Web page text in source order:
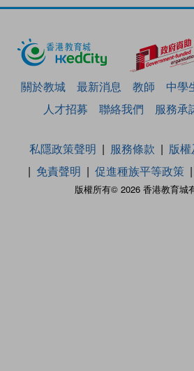
關於教城 最新消息 教師 中學
人才招募
聯絡我們 服務承
版權所有© 2026 香港教育城
私隱政策聲明 服務條款
版
免責聲明
促進種族平等政策